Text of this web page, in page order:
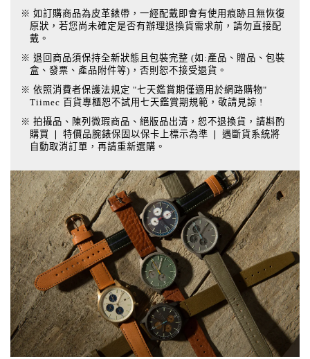
※ 如訂購商品為皮革錶帶，一經配戴即會有使用痕跡且無恢復
原狀，若您尚未確定是否有辦理退換貨需求前，請勿直接配
戴。
※ 退回商品須保持全新狀態且包裝完整 (如:產品、贈品、包裝
盒、發票、產品附件等)，否則恕不接受退貨。
※ 依照消費者保護法規定 "七天鑑賞期僅適用於網路購物"
Tiimec 百貨專櫃恕不試用七天鑑賞期規範，敬請見諒 !
※ 拍攝品、陳列微瑕商品、絕版品出清，恕不退換貨，請斟酌
購買 ❘ 特價品腕錶保固以保卡上標示為準 ❘ 遇斷貨系統將
自動取消訂單，再請重新選購。